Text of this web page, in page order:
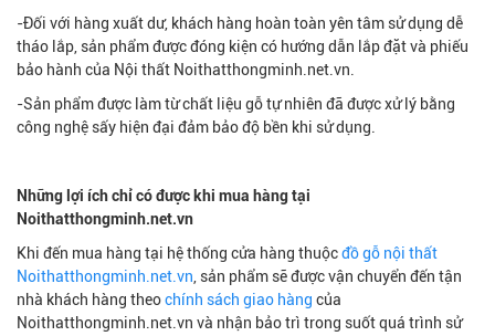
-Đối với hàng xuất dư, khách hàng hoàn toàn yên tâm sử dụng dễ
tháo lắp, sản phẩm được đóng kiện có hướng dẫn lắp đặt và phiếu
bảo hành của Nội thất Noithatthongminh.net.vn.
-Sản phẩm được làm từ chất liệu gỗ tự nhiên đã được xử lý bằng
công nghệ sấy hiện đại đảm bảo độ bền khi sử dụng.
Những lợi ích chỉ có được khi mua hàng tại
Noithatthongminh.net.vn
Khi đến mua hàng tại hệ thống cửa hàng thuộcđồ gỗ nội thất
Noithatthongminh.net.vn, sản phẩm sẽ được vận chuyển đến tận
nhà khách hàng theochính sách giao hàng của
Noithatthongminh.net.vn và nhận bảo trì trong suốt quá trình sử